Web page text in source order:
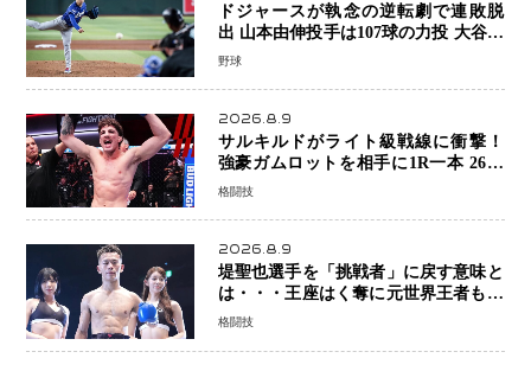
ドジャースが執念の逆転劇で連敗脱
出 山本由伸投手は107球の力投 大谷翔
平選手が延長10回に勝利を呼び込む一
野球
2026.8.9
サルキルドがライト級戦線に衝撃！
強豪ガムロットを相手に1R一本 26歳
の豪州の新星が「トップ戦線」へ名乗
格闘技
2026.8.9
堤聖也選手を「挑戦者」に戻す意味と
は・・・王座はく奪に元世界王者も疑
問符 見たいのは井上拓真選手、那須
格闘技